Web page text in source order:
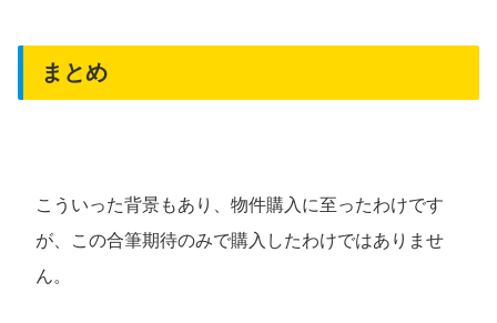
まとめ
こういった背景もあり、物件購入に至ったわけです
が、この合筆期待のみで購入したわけではありませ
ん。